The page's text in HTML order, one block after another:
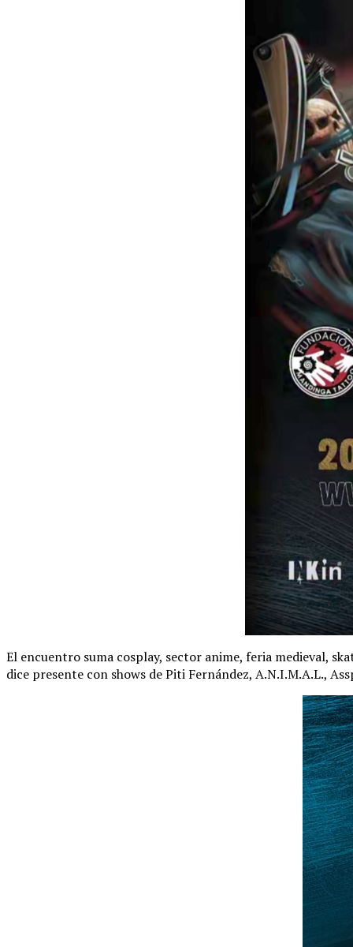
El encuentro suma cosplay, sector anime, feria medieval,
dice presente con shows de Piti Fernández, A.N.I.M.A.L.,